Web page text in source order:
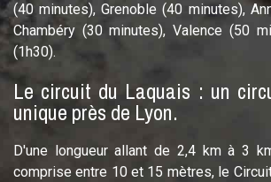
(40 minutes), Grenoble (40 minutes),
Chambéry (30 minutes), Valence (50
(1h30).
Le circuit du Laquais : un
unique près de Lyon.
D'une longueur allant de 2,4 km à 3
comprise entre 10 et 15 mètres, le